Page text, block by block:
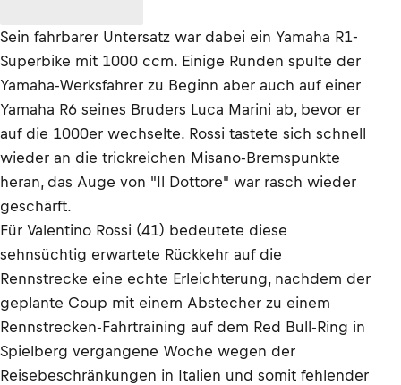
Sein fahrbarer Untersatz war dabei ein Yamaha R1-
Superbike mit 1000 ccm. Einige Runden spulte der
Yamaha-Werksfahrer zu Beginn aber auch auf einer
Yamaha R6 seines Bruders Luca Marini ab, bevor er
auf die 1000er wechselte. Rossi tastete sich schnell
wieder an die trickreichen Misano-Bremspunkte
heran, das Auge von "Il Dottore" war rasch wieder
geschärft.
Für Valentino Rossi (41) bedeutete diese
sehnsüchtig erwartete Rückkehr auf die
Rennstrecke eine echte Erleichterung, nachdem der
geplante Coup mit einem Abstecher zu einem
Rennstrecken-Fahrtraining auf dem Red Bull-Ring in
Spielberg vergangene Woche wegen der
Reisebeschränkungen in Italien und somit fehlender